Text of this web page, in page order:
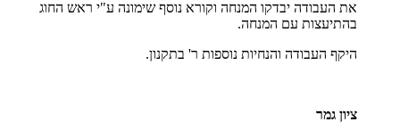
את העבודה יבדקו המנחה וקורא נוסף שימונה ע"י ראש החוג
בהתיעצות עם המנחה.
היקף העבודה והנחיות נוספות ר' בתקנון.
ציון גמר